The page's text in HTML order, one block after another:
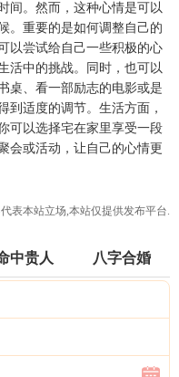
间。然而，这种心情是可以
。重要的是如何调整自己的
以尝试给自己一些积极的心
活中的挑战。同时，也可以
桌、看一部励志的电影或是
到适度的调节。生活方面，
可以选择宅在家里享受一段
会或活动，让自己的心情更
表本站立场,本站仅提供发布平台.
中贵人 八字合婚